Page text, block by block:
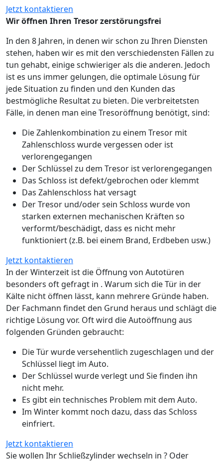
Jetzt kontaktieren
Wir öffnen Ihren Tresor zerstörungsfrei
In den 8 Jahren, in denen wir schon zu Ihren Diensten
stehen, haben wir es mit den verschiedensten Fällen zu
tun gehabt, einige schwieriger als die anderen. Jedoch
ist es uns immer gelungen, die optimale Lösung für
jede Situation zu finden und den Kunden das
bestmögliche Resultat zu bieten. Die verbreitetsten
Fälle, in denen man eine Tresoröffnung benötigt, sind:
Die Zahlenkombination zu einem Tresor mit
Zahlenschloss wurde vergessen oder ist
verlorengegangen
Der Schlüssel zu dem Tresor ist verlorengegangen
Das Schloss ist defekt/gebrochen oder klemmt
Das Zahlenschloss hat versagt
Der Tresor und/oder sein Schloss wurde von
starken externen mechanischen Kräften so
verformt/beschädigt, dass es nicht mehr
funktioniert (z.B. bei einem Brand, Erdbeben usw.)
Jetzt kontaktieren
In der Winterzeit ist die Öffnung von Autotüren
besonders oft gefragt in . Warum sich die Tür in der
Kälte nicht öffnen lässt, kann mehrere Gründe haben.
Der Fachmann findet den Grund heraus und schlägt die
richtige Lösung vor. Oft wird die Autoöffnung aus
folgenden Gründen gebraucht:
Die Tür wurde versehentlich zugeschlagen und der
Schlüssel liegt im Auto.
Der Schlüssel wurde verlegt und Sie finden ihn
nicht mehr.
Es gibt ein technisches Problem mit dem Auto.
Im Winter kommt noch dazu, dass das Schloss
einfriert.
Jetzt kontaktieren
Sie wollen Ihr Schließzylinder wechseln in ? Oder